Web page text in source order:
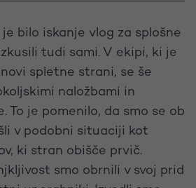
je bilo iskanje vlog za splošne
tudi sami. V ekipi, ki je
spletne strani, se še
naložbami in
To je pomenilo, da smo se ob
v podobni situaciji kot
ki stran obišče prvič.
smo obrnili v svoj prid